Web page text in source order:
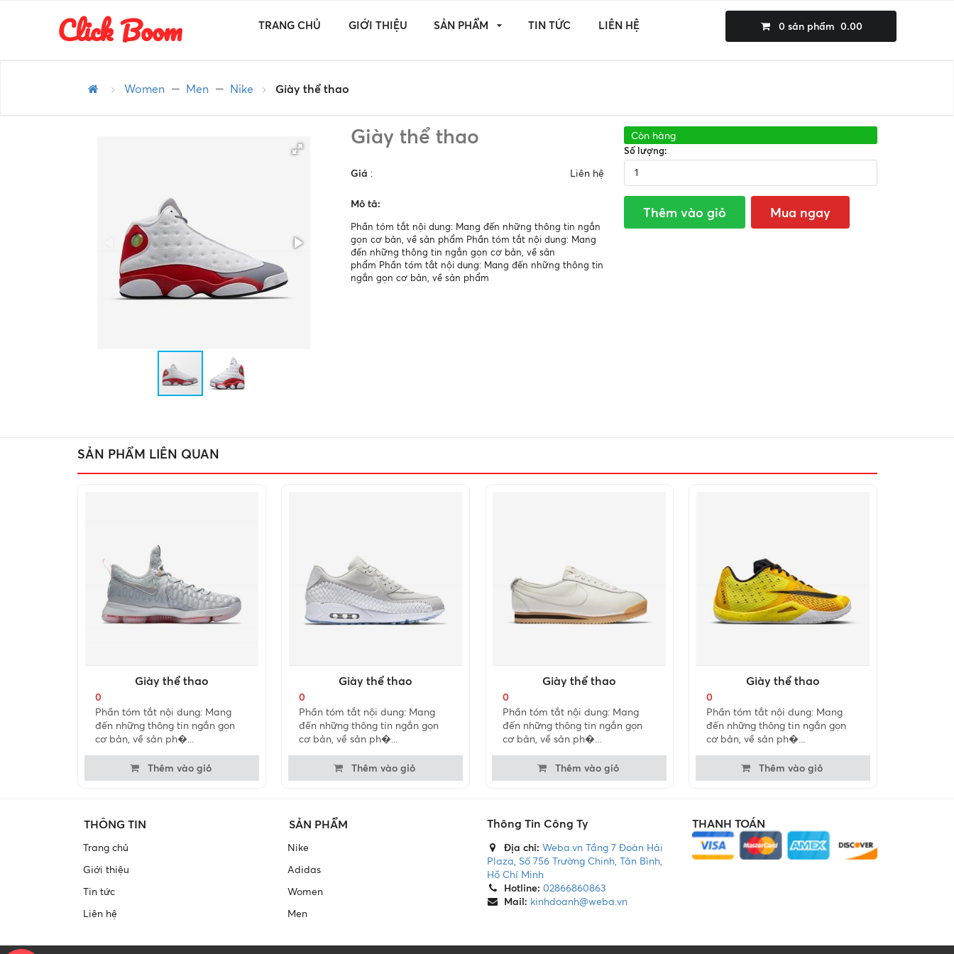
Click Boom TRANG CHỦ GIỚI THIỆU SẢN PHẨM TIN TỨC LIÊN HỆ 0 sản phẩm 0.00
Women Men Nike Giày thể thao
Giày thể thao
Giá : Liên hệ
Mô tả:
Phần tóm tắt nội dung: Mang đến những thông tin ngắn
gọn cơ bản, về sản phẩm Phần tóm tắt nội dung: Mang
đến những thông tin ngắn gọn cơ bản, về sản
phẩm Phần tóm tắt nội dung: Mang đến những thông tin
ngắn gọn cơ bản, về sản phẩm
Còn hàng
Số lượng:
Thêm vào giỏ Mua ngay
SẢN PHẨM LIÊN QUAN
Giày thể thao
0
Phần tóm tắt nội dung: Mang
đến những thông tin ngắn gọn
cơ bản, về sản ph�...
Thêm vào giỏ
Giày thể thao
0
Phần tóm tắt nội dung: Mang
đến những thông tin ngắn gọn
cơ bản, về sản ph�...
Thêm vào giỏ
Giày thể thao
0
Phần tóm tắt nội dung: Mang
đến những thông tin ngắn gọn
cơ bản, về sản ph�...
Thêm vào giỏ
Giày thể thao
0
Phần tóm tắt nội dung: Mang
đến những thông tin ngắn gọn
cơ bản, về sản ph�...
Thêm vào giỏ
THÔNG TIN
Trang chủ
Giới thiệu
Tin tức
Liên hệ
SẢN PHẨM
Nike
Adidas
Women
Men
Thông Tin Công Ty
Địa chỉ:Weba.vn Tầng 7 Đoàn Hải
Plaza, Số 756 Trường Chinh, Tân Bình,
Hồ Chí Minh
Hotline: 02866860863
Mail: kinhdoanh@weba.vn
THANH TOÁN